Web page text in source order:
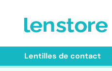
Lentilles de contact